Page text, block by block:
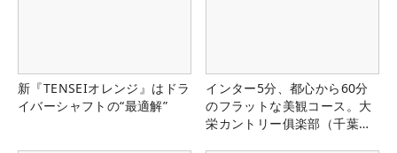
新『TENSEIオレンジ』はドラ
イバーシャフトの“最適解”
インター5分、都心から60分
のフラットな美観コース。大
栄カントリー俱楽部（千葉